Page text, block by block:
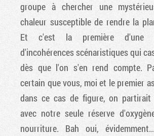
groupe à chercher une
chaleur susceptible de rendre la
Et c'est la première d'une
d'incohérences scénaristiques qui
dès que l'on s'en rend compte.
certain que vous, moi et le premier
dans ce cas de figure, on partirait
avec notre seule réserve
nourriture. Bah oui,